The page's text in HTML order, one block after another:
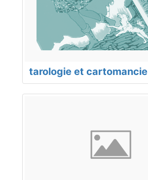
tarologie et cartomancie